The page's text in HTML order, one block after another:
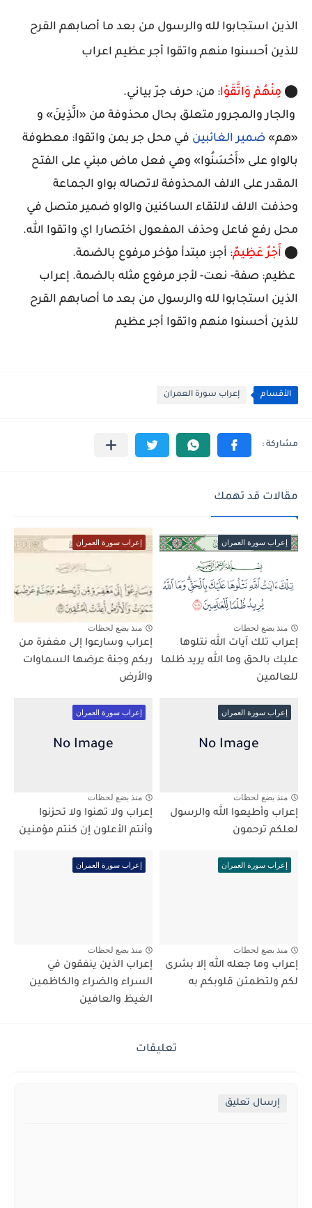
الذين استجابوا لله والرسول من بعد ما أصابهم القرح
للذين أحسنوا منهم واتقوا أجر عظيم اعراب
⬤ مِنْهُمْ وَاتَّقَوْا: من: حرف جرّ بياني.
والجار والمجرور متعلق بحال محذوفة من «الَّذِينَ» و
«هم» ضمير الغائبين في محل جر بمن واتقوا: معطوفة
بالواو على «أَحْسَنُوا» وهي فعل ماض مبني على الفتح
المقدر على الالف المحذوفة لاتصاله بواو الجماعة
وحذفت الالف لالتقاء الساكنين والواو ضمير متصل في
محل رفع فاعل وحذف المفعول اختصارا اي واتقوا الله.
⬤ أَجْرٌ عَظِيمٌ: أجر: مبتدأ مؤخر مرفوع بالضمة.
عظيم: صفة- نعت- لأجر مرفوع مثله بالضمة. إعراب
الذين استجابوا لله والرسول من بعد ما أصابهم القرح
للذين أحسنوا منهم واتقوا أجر عظيم
الأقسام إعراب سورة العمران
مقالات قد تهمك
إعراب سورة العمران
منذ بضع لحظات
إعراب تلك آيات الله نتلوها
عليك بالحق وما الله يريد ظلما
للعالمين
إعراب سورة العمران
منذ بضع لحظات
إعراب وسارعوا إلى مغفرة من
ربكم وجنة عرضها السماوات
والأرض
إعراب سورة العمران
منذ بضع لحظات
إعراب وأطيعوا الله والرسول
لعلكم ترحمون
إعراب سورة العمران
منذ بضع لحظات
إعراب ولا تهنوا ولا تحزنوا
وأنتم الأعلون إن كنتم مؤمنين
إعراب سورة العمران
منذ بضع لحظات
إعراب وما جعله الله إلا بشرى
لكم ولتطمئن قلوبكم به
إعراب سورة العمران
منذ بضع لحظات
إعراب الذين ينفقون في
السراء والضراء والكاظمين
الغيظ والعافين
تعليقات
إرسال تعليق